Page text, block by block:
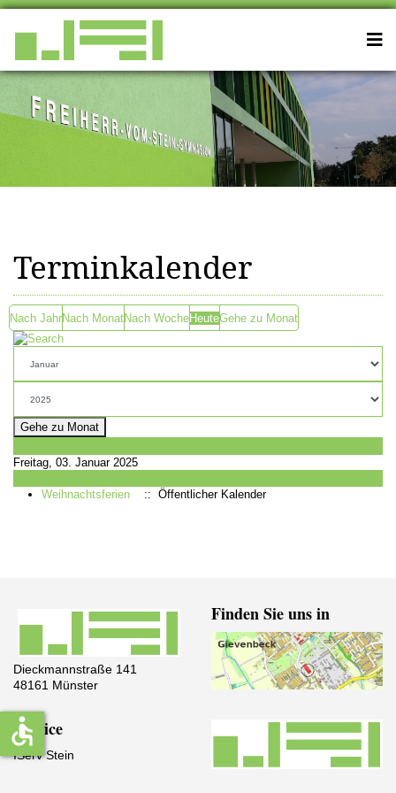
Terminkalender
Nach JahrNach MonatNach WocheHeuteGehe zu Monat
Gehe zu Monat
Freitag, 03. Januar 2025
Weihnachtsferien
:: Öffentlicher Kalender
Dieckmannstraße 141
48161 Münster
Finden Sie uns in
Service
IServ Stein
accessible